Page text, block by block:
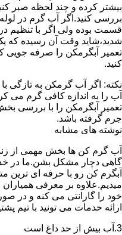
بیشتر کرده و چند لحظه صبر
بررسی کنید.اگر آب گرم در
قسمت بوده ولی اگر با تنظیم
شدید،شاید وقت آن رسیده که یک
تعمیر آبگرمکن را صرفه جویی
کنید.
نکته: اگر آب گرمکن به تازگی
آب را به اندازه کافی گرم می
تعمیر آبگرمکن را با بررسی
جرم گرفته باشد.
نوشته های مشابه
آب گرم کن ها بخش مهمی از
گاهی دچار مشکل بشن.ما در
آبگرم کن رو با حرفه ای ترین
میدیم.علاوه بر معرفی
خود را گارانتی می کنه و در
ارائه خدمات می تونید با تیم
3.آب بیش از حد داغ است